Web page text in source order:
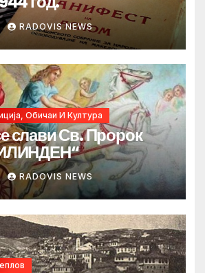
RADOVIS NEWS
Обичаи И Култура
слави Св. Пророк
RADOVIS NEWS